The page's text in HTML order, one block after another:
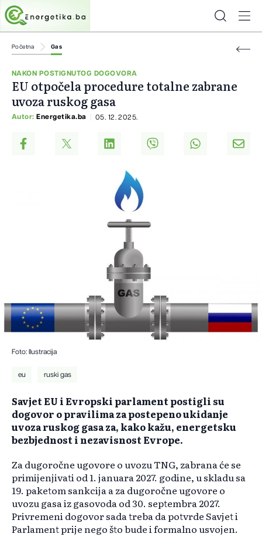
Početna Gas
NAKON POSTIGNUTOG DOGOVORA
EU otpočela procedure totalne zabrane
uvoza ruskog gasa
Autor: Energetika.ba 05. 12. 2025.
Foto: Ilustracija
eu ruski gas
Savjet EU i Evropski parlament postigli su
dogovor o pravilima za postepeno ukidanje
uvoza ruskog gasa za, kako kažu, energetsku
bezbjednost i nezavisnost Evrope.
Za dugoročne ugovore o uvozu TNG, zabrana će se
primijenjivati od 1. januara 2027. godine, u skladu sa
19. paketom sankcija a za dugoročne ugovore o
uvozu gasa iz gasovoda od 30. septembra 2027.
Privremeni dogovor sada treba da potvrde Savjet i
Parlament prije nego što bude i formalno usvojen.